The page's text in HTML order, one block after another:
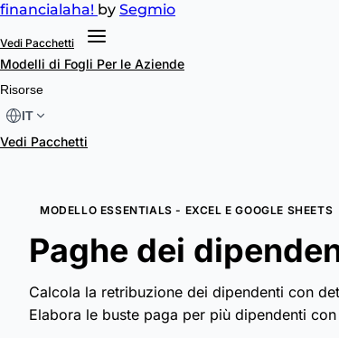
financialaha! by Segmio
Vedi Pacchetti
Modelli di Fogli Per le Aziende
Risorse
IT
Vedi Pacchetti
MODELLO ESSENTIALS - EXCEL E GOOGLE SHEETS
Paghe dei
Calcola la retribuzione dei dipendenti con
Elabora le buste paga per più dipendenti